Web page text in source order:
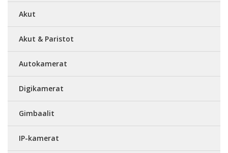
Akut
Akut & Paristot
Autokamerat
Digikamerat
Gimbaalit
IP-kamerat